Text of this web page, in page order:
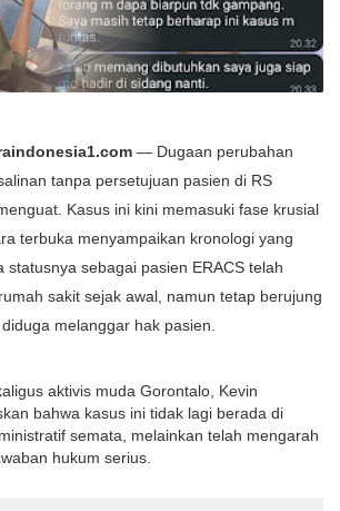
— Dugaan perubahan
tanpa persetujuan pasien di RS
Kasus ini kini memasuki fase krusial
terbuka menyampaikan kronologi yang
statusnya sebagai pasien ERACS telah
sakit sejak awal, namun tetap berujung
melanggar hak pasien.
aktivis muda Gorontalo, Kevin
bahwa kasus ini tidak lagi berada di
semata, melainkan telah mengarah
hukum serius.